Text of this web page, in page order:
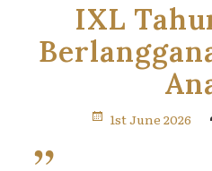
IXL
1st June 2026